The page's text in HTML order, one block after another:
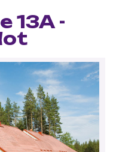
13A -